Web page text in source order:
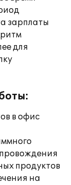
зарплаты
для
в офис
продуктов
на